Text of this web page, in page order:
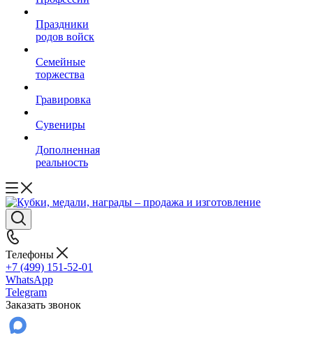
Праздники
родов войск
Семейные
торжества
Гравировка
Сувениры
Дополненная
реальность
Телефоны
+7 (499) 151-52-01
WhatsApp
Telegram
Заказать звонок